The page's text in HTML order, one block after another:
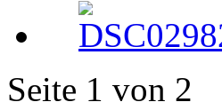
Seite 1 von 2